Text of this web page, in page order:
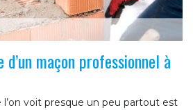
maçon professionnel à
l’on voit presque un peu partout est